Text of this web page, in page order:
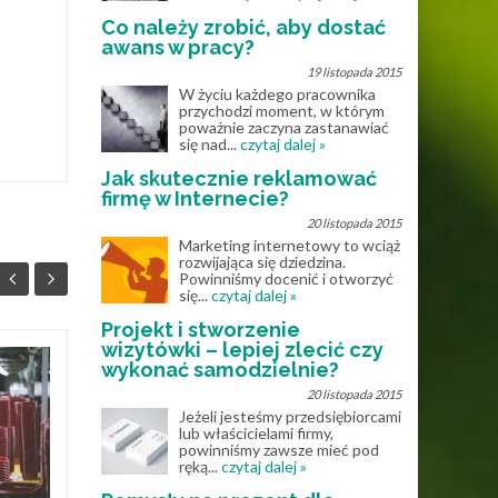
25
LIP
Rola doradców
kredytowych w
procesie
uzyskiwania kredytu
mieszkaniowego
Co należy zrobić, aby dostać
awans w pracy?
19 listopada 2015
W życiu każdego pracownika
przychodzi moment, w którym
poważnie zaczyna zastanawiać
się nad...czytaj dalej »
Jak skutecznie reklamować
firmę w Internecie?
20 listopada 2015
Marketing internetowy to wciąż
rozwijająca się dziedzina.
Powinniśmy docenić i otworzyć
się...czytaj dalej »
Projekt i stworzenie
wizytówki – lepiej zlecić czy
wykonać samodzielnie?
20 listopada 2015
Jeżeli jesteśmy przedsiębiorcami
lub właścicielami firmy,
powinniśmy zawsze mieć pod
ręką...czytaj dalej »